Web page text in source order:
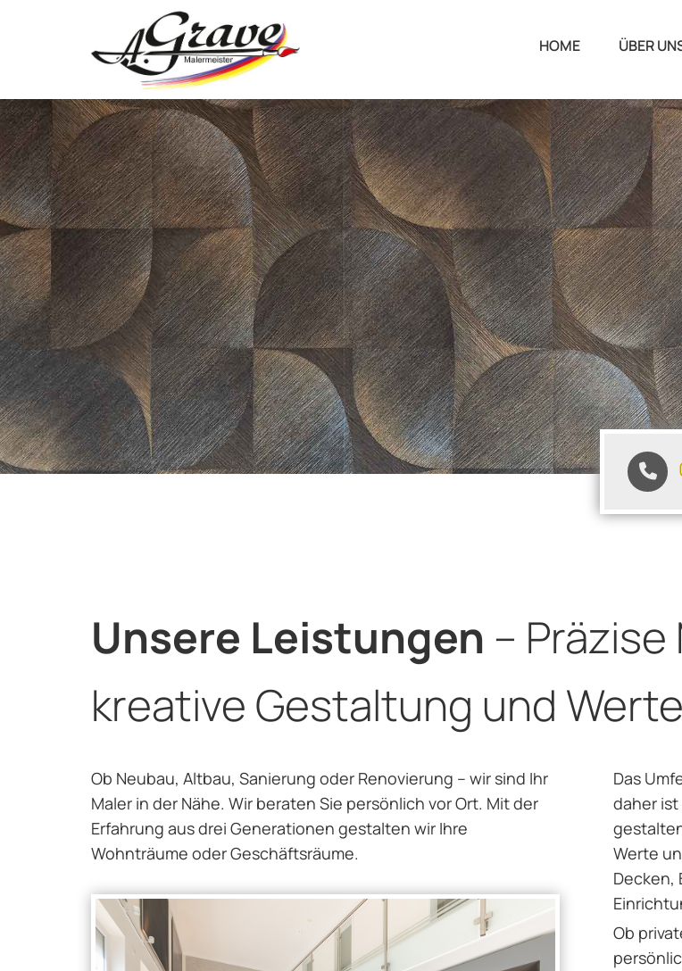
HOME ÜBER
Unsere Leistungen –
kreative Gestaltung und
Ob Neubau, Altbau, Sanierung oder Renovierung – wir sind Ihr
Maler in der Nähe. Wir beraten Sie persönlich vor Ort. Mit der
Erfahrung aus drei Generationen gestalten wir Ihre
Wohnträume oder Geschäftsräume.
Das
daher
Werte
Decken,
Ob